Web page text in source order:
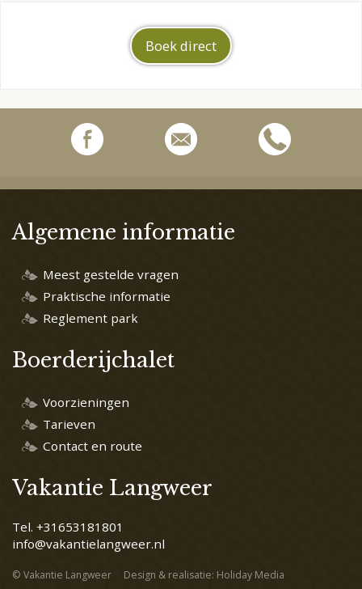
Boek direct
Algemene informatie
Meest gestelde vragen
Praktische informatie
Reglement park
Boerderijchalet
Voorzieningen
Tarieven
Contact en route
Vakantie Langweer
Tel. +31653181801
info@vakantielangweer.nl
© Vakantie Langweer
Design & realisatie: Holiday Media